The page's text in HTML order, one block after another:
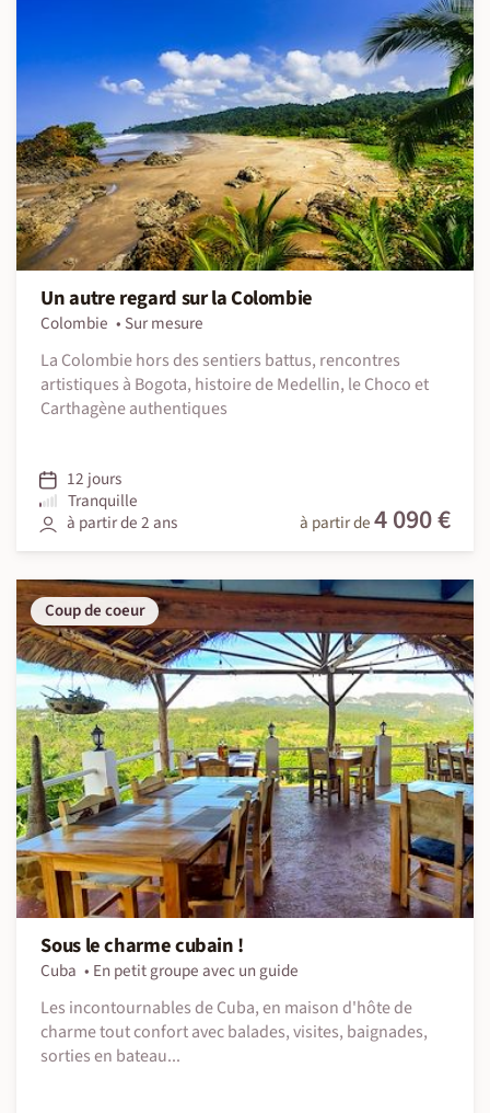
Un autre regard sur la Colombie
Colombie
Sur mesure
La Colombie hors des sentiers battus, rencontres
artistiques à Bogota, histoire de Medellin, le Choco et
Carthagène authentiques
12 jours
Tranquille
à partir de 2 ans
à partir de4 090 €
Coup de coeur
Sous le charme cubain !
Cuba
En petit groupe avec un guide
Les incontournables de Cuba, en maison d'hôte de
charme tout confort avec balades, visites, baignades,
sorties en bateau...